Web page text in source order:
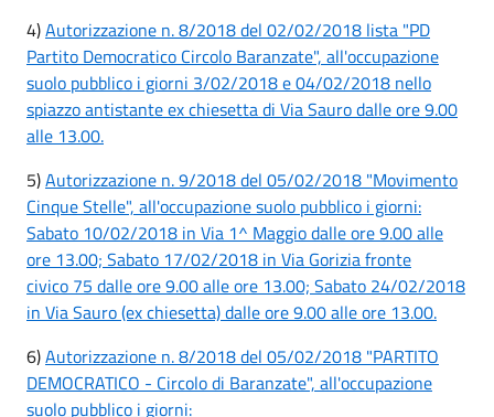
4)Autorizzazione n. 8/2018 del 02/02/2018 lista "PD
Partito Democratico Circolo Baranzate", all'occupazione
suolo pubblico i giorni 3/02/2018 e 04/02/2018 nello
spiazzo antistante ex chiesetta di Via Sauro dalle ore 9.00
alle 13.00.
5)Autorizzazione n. 9/2018 del 05/02/2018 "Movimento
Cinque Stelle", all'occupazione suolo pubblico i giorni:
Sabato 10/02/2018 in Via 1^ Maggio dalle ore 9.00 alle
ore 13.00; Sabato 17/02/2018 in Via Gorizia fronte
civico 75 dalle ore 9.00 alle ore 13.00; Sabato 24/02/2018
in Via Sauro (ex chiesetta) dalle ore 9.00 alle ore 13.00.
6)Autorizzazione n. 8/2018 del 05/02/2018 "PARTITO
DEMOCRATICO - Circolo di Baranzate", all'occupazione
suolo pubblico i giorni: